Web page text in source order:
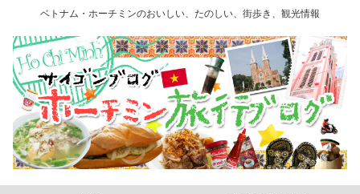
ベトナム・ホーチミンのおいしい、たのしい、街歩き、観光情報